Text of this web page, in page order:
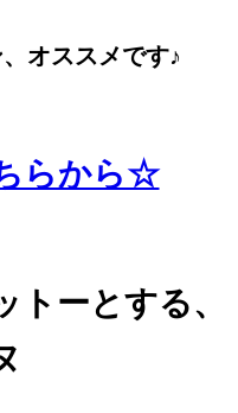
オススメです♪
らから☆
トーとする、